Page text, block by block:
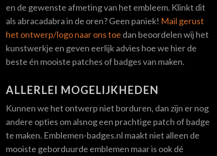
en de gewenste afmeting van het embleem. Klinkt dit
als abracadabra in de oren? Geen paniek! Mail gerust
het ontwerp/logo naar ons toe dan beoordelen wij het
kunstwerkje en geven eerlijk advies hoe we hier de
beste én mooiste patches of badges van maken.
ALLERLEI MOGELIJKHEDEN
Kunnen we het ontwerp niet borduren, dan zijn er nog
andere opties om alsnog een prachtige patch of badge
te maken. Emblemen-badges.nl maakt niet alleen de
mooiste geborduurde emblemen maar is ook dé